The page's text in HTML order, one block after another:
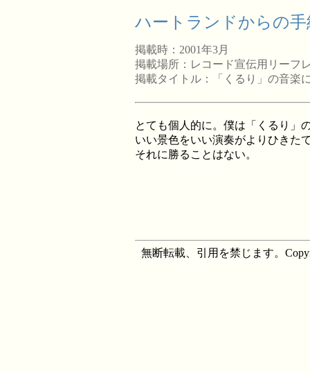
ハートランドからの手
掲載時：2001年3月
掲載場所：レコード宣伝用リーフ
掲載タイトル：「くるり」の音楽
とても個人的に。僕は「くるり」
いい景色をいい演奏がよりひきた
それに勝ることはない。
無断転載、引用を禁じます。